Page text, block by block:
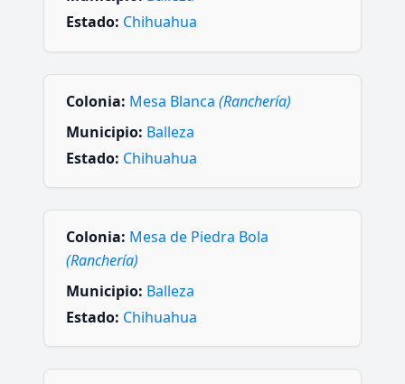
Estado: Chihuahua
Colonia: Mesa Blanca (Ranchería)
Municipio: Balleza
Estado: Chihuahua
Colonia: Mesa de Piedra Bola
(Ranchería)
Municipio: Balleza
Estado: Chihuahua